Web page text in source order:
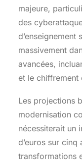
majeure,
des
d’enseignement
massivement
avancées,
et le chiffrement
Les projections
modernisation
nécessiterait un
d’euros sur cinq
transformations